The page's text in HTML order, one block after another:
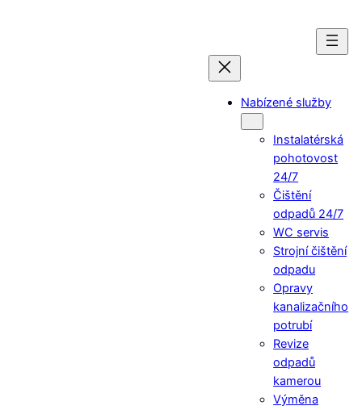
Nabízené služby
Instalatérská
pohotovost
24/7
Čištění
odpadů 24/7
WC servis
Strojní čištění
odpadu
Opravy
kanalizačního
potrubí
Revize
odpadů
kamerou
Výměna